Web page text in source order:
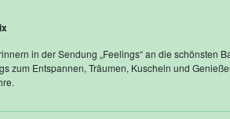
in der Sendung „Feelings“ an die schönsten
zum Entspannen, Träumen, Kuscheln und